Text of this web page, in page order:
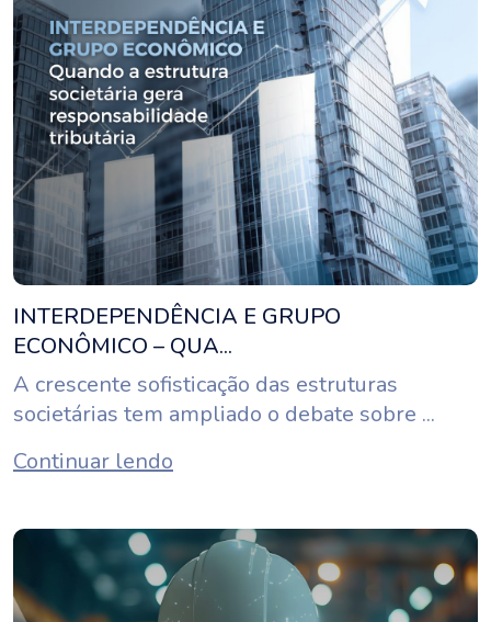
INTERDEPENDÊNCIA E GRUPO
ECONÔMICO – QUA...
A crescente sofisticação das estruturas
societárias tem ampliado o debate sobre ...
Continuar lendo